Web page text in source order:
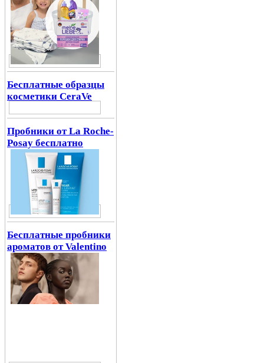
Бесплатные образцы
косметики CeraVe
Пробники от La Roche-
Posay бесплатно
Бесплатные пробники
ароматов от Valentino